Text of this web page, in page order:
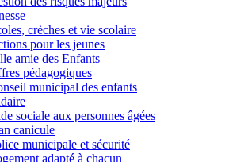
crèches et vie scolaire
pour les jeunes
amie des Enfants
pédagogiques
municipal des enfants
sociale aux personnes âgées
canicule
municipale et sécurité
adapté à chacun